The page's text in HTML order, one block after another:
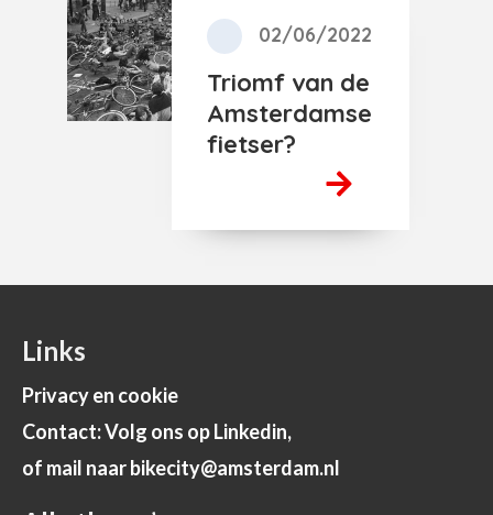
02/06/2022
Triomf van de
Amsterdamse
fietser?
Links
Privacy en cookie
Contact: Volg ons op Linkedin,
of mail naar bikecity@amsterdam.nl